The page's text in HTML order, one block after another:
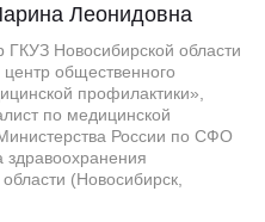
Леонидовна
ГКУЗ Новосибирской области
общественного
профилактики»,
по медицинской
России по СФО
здравоохранения
(Новосибирск,